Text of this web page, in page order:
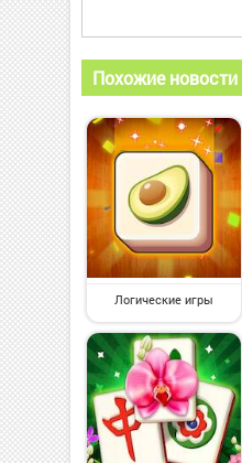
Похожие новости
Логические игры